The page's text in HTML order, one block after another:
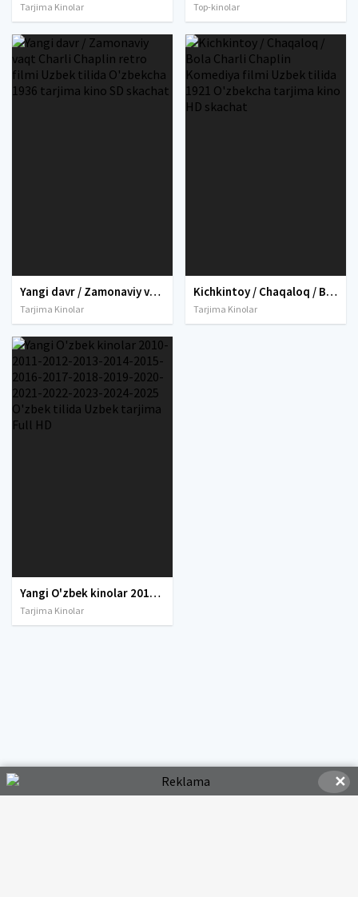
Tarjima Kinolar Top-kinolar
Yangi davr / Zamonaviy vaqt Charli Chaplin retro filmi Uzbek tilida O'zbekcha 1936 tarjima kino SD skachat
Tarjima Kinolar
Kichkintoy / Chaqaloq / Bola Charli Chaplin Komediya filmi Uzbek tilida 1921 O'zbekcha tarjima kino HD skachat
Tarjima Kinolar
Yangi O'zbek kinolar 2010-2011-2012-2013-2014-2015-2016-2017-2018-2019-2020-2021-2022-2023-2024-2025 O'zbek tilida Uzbek tarjima Full HD
Tarjima Kinolar
✕